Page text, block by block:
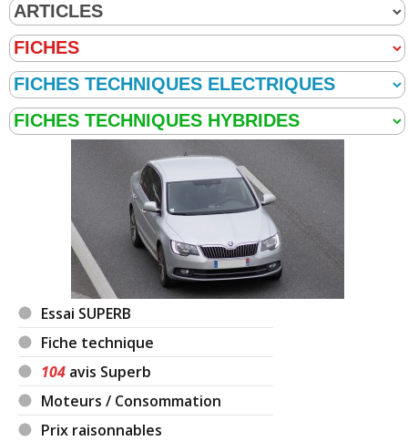
Essai SUPERB
Fiche technique
104 avis Superb
Moteurs / Consommation
Prix raisonnables